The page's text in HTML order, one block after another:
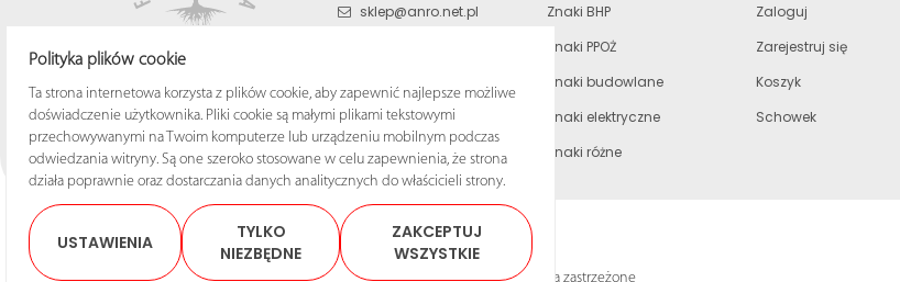
sklep@anro.net.pl
Znaki BHP
Znaki PPOŻ
Znaki budowlane
Znaki elektryczne
Znaki różne
Zaloguj
Zarejestruj się
Koszyk
Schowek
© 2025 Sklep ANRO Wszelkie prawa zastrzeżone
Polityka plików cookie
Ta strona internetowa korzysta z plików cookie, aby zapewnić najlepsze możliwe
doświadczenie użytkownika. Pliki cookie są małymi plikami tekstowymi
przechowywanymi na Twoim komputerze lub urządzeniu mobilnym podczas
odwiedzania witryny. Są one szeroko stosowane w celu zapewnienia, że strona
działa poprawnie oraz dostarczania danych analitycznych do właścicieli strony.
USTAWIENIA
TYLKO
NIEZBĘDNE
ZAKCEPTUJ
WSZYSTKIE